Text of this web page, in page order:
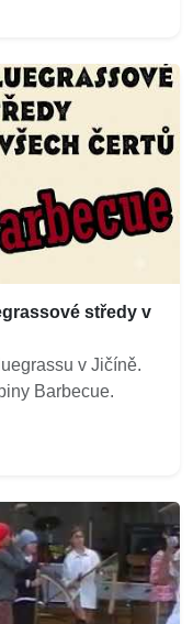
středy v
v Jičíně.
Barbecue.